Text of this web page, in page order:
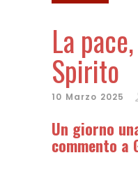
La
Spirito
10 Marzo 2025
Un giorno
commento a